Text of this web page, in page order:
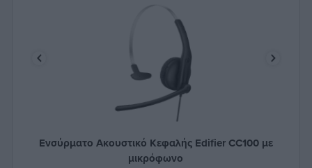
Ενσύρματο Ακουστικό Κεφαλής Edifier CC100 με
μικρόφωνο